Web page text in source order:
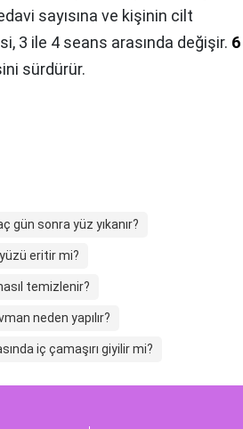
sayısına ve kişinin cilt
3 ile 4 seans arasında değişir. 6
sürdürür.
gün sonra yüz yıkanır?
eritir mi?
temizlenir?
neden yapılır?
iç çamaşırı giyilir mi?